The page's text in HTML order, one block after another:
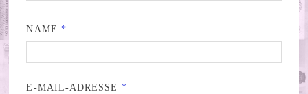
NAME *
E-MAIL-ADRESSE *